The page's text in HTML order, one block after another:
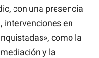
con una presencia
intervenciones en
como la
y la